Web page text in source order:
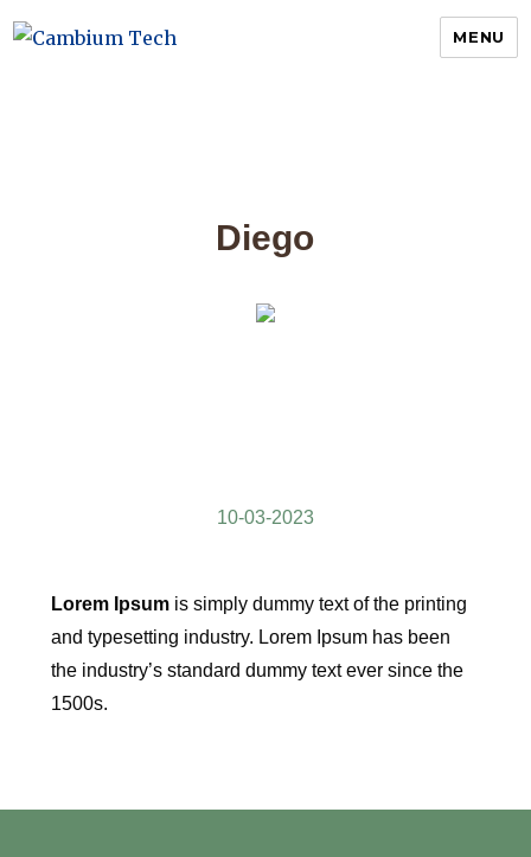
MENU
Diego
10-03-2023
Lorem Ipsumis simply dummy text of the printing
and typesetting industry. Lorem Ipsum has been
the industry’s standard dummy text ever since the
1500s.